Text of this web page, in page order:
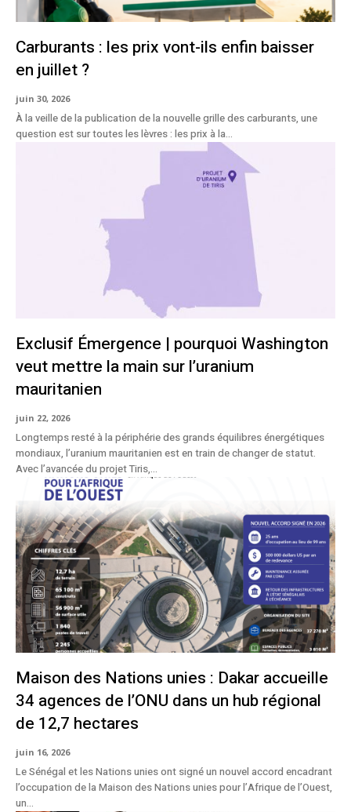
Carburants : les prix vont-ils enfin baisser
en juillet ?
juin 30, 2026
À la veille de la publication de la nouvelle grille des carburants, une
question est sur toutes les lèvres : les prix à la...
Exclusif Émergence | pourquoi Washington
veut mettre la main sur l’uranium
mauritanien
juin 22, 2026
Longtemps resté à la périphérie des grands équilibres énergétiques
mondiaux, l’uranium mauritanien est en train de changer de statut.
Avec l’avancée du projet Tiris,...
Maison des Nations unies : Dakar accueille
34 agences de l’ONU dans un hub régional
de 12,7 hectares
juin 16, 2026
Le Sénégal et les Nations unies ont signé un nouvel accord encadrant
l’occupation de la Maison des Nations unies pour l’Afrique de l’Ouest,
un...